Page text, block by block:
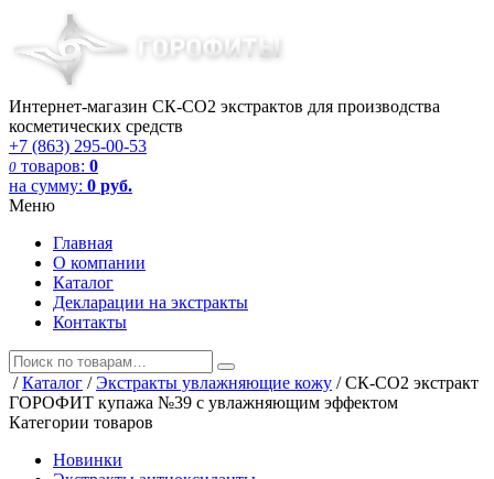
Интернет-магазин СК-СО2 экстрактов для производства
косметических средств
+7 (863) 295-00-53
0 товаров: 0
на сумму: 0 руб.
Меню
Главная
О компании
Каталог
Декларации на экстракты
Контакты
/Каталог /Экстракты увлажняющие кожу /СК-СО2 экстракт
ГОРОФИТ купажа №39 с увлажняющим эффектом
Категории товаров
Новинки